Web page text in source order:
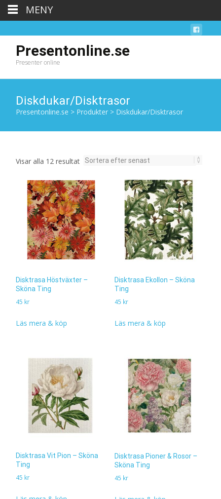
Presentonline.se
Presenter online
Diskdukar/Disktrasor
Presentonline.se > Produkter > Diskdukar/Disktrasor
Visar alla 12 resultatSortera
senaste
Disktrasa Höstväxter –
Sköna Ting
45 kr
Läs mera & köp
Disktrasa Ekollon – Sköna
Ting
45 kr
Läs mera & köp
Disktrasa Vit Pion – Sköna
Ting
45 kr
Disktrasa Pioner & Rosor –
Sköna Ting
45 kr
MENY